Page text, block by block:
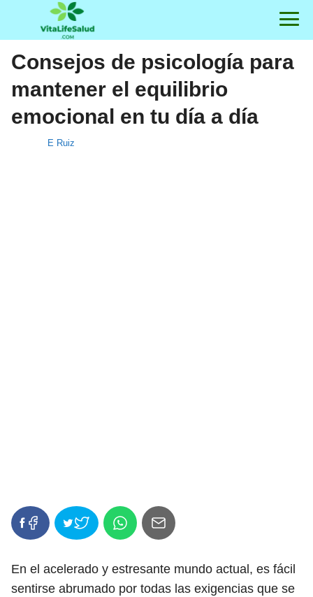
Consejos de psicología para
mantener el equilibrio
emocional en tu día a día
E Ruiz
En el acelerado y estresante mundo actual, es fácil
sentirse abrumado por todas las exigencias que se